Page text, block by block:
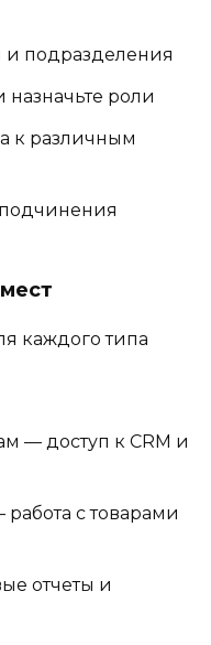
и подразделения
назначьте роли
к различным
каждого типа
— доступ к CRM и
с товарами
отчеты и